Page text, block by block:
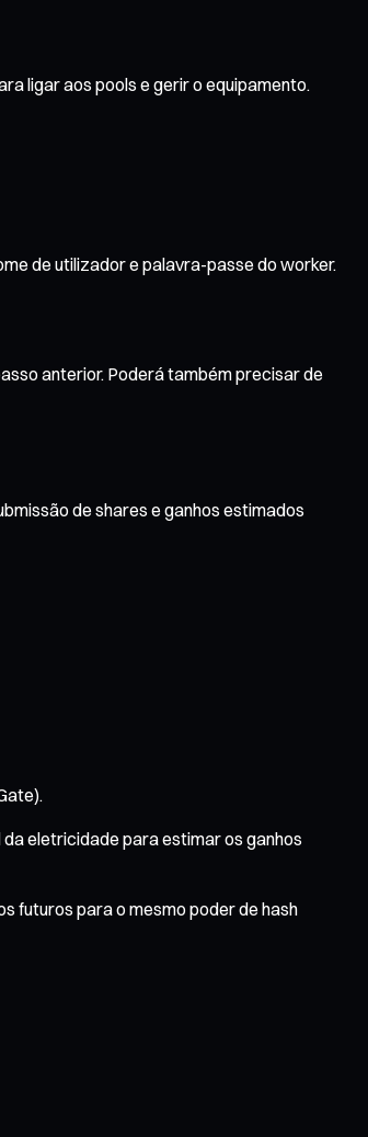
ligar aos pools e gerir o equipamento.
de utilizador e palavra-passe do worker.
anterior. Poderá também precisar de
de shares e ganhos estimados
eletricidade para estimar os ganhos
futuros para o mesmo poder de hash